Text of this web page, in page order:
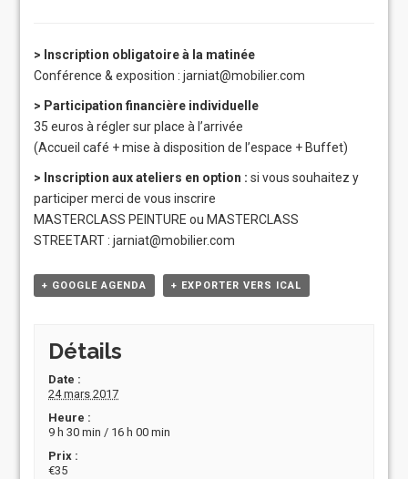
> Inscription obligatoire à la matinée
Conférence & exposition :jarniat@mobilier.com
> Participation financière individuelle
35 euros à régler sur place à l’arrivée
(Accueil café + mise à disposition de l’espace + Buffet)
> Inscription aux ateliers en option :si vous souhaitez y
participer merci de vous inscrire
MASTERCLASS PEINTURE ou MASTERCLASS
STREETART :jarniat@mobilier.com
+ GOOGLE AGENDA + EXPORTER VERS ICAL
Détails
Date :
24 mars 2017
Heure :
9 h 30 min / 16 h 00 min
Prix :
€35